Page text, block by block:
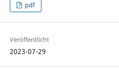
pdf
Veröffentlicht
2023-07-29